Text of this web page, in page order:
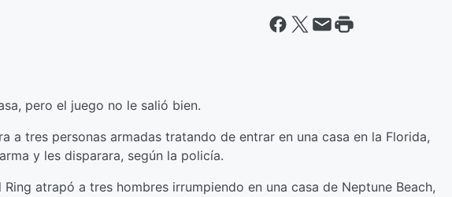
pero el juego no le salió bien.
a tres personas armadas tratando de entrar en una casa en la Florida,
y les disparara, según la policía.
atrapó a tres hombres irrumpiendo en una casa de Neptune Beach,